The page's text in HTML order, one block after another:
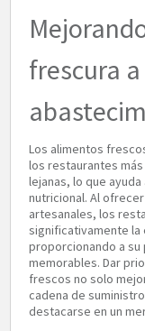
frescura
Los alimentos
los restaurantes
lejanas, lo que
nutricional. Al
artesanales, los
significativamente la
proporcionando a
memorables. Dar
frescos no solo
cadena de
destacarse en un